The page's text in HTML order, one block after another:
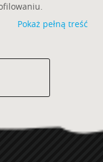
Pokaż pełną treść